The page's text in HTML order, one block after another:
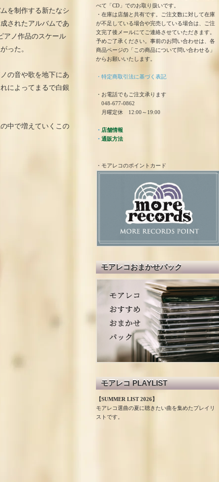
を制作する新たなシ
されたアルバムであ
アノ作品のスケール
った。
の音や歌を地下にあ
によってまるで白銀
中で増えていくこの
べて「CD」でのお取り扱いです。
・在庫は店舗と共有です。ご注文数に対して在庫
が不足している場合や完売している場合は、ご注
文完了後メールにてご連絡させていただきます。
予めご了承ください。事前のお問い合わせは、各
商品ページの「この商品について問い合わせる」
からお願いいたします。
・特定商取引法に基づく表記
・お電話でもご注文承ります
048-677-0862
月曜定休 12:00～19:00
・ 店舗情報
・ 通販方法
・モアレコのポイントカード
モアレコおまかせパック
モアレコ PLAYLIST
【SUMMER LIST 2026】
モアレコ選曲の夏に聴きたい曲を集めたプレイリ
ストです。